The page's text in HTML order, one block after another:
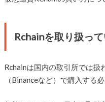
Rchainを取り扱っ
Rchainは国内の取引所では扱
（Binanceなど）で購入する